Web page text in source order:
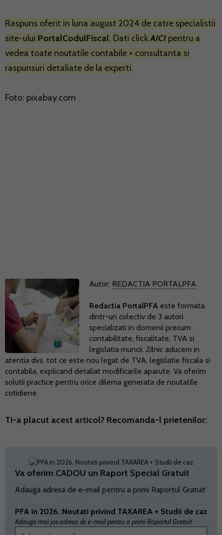
Raspuns oferit in luna august 2024 de catre specialistii
site-ului PortalCodulFiscal. Dati clickAICI pentru a
vedea toate noutatile contabile + consultanta si
raspunsuri detaliate de la experti.
Foto: pixabay.com
Autor: REDACTIA PORTALPFA
Redactia PortalPFA este formata
dintr-un colectiv de 3 autori
specializati in domenii precum
contabilitate, fiscalitate, TVA si
legislatia muncii. Zilnic aducem in
atentia dvs. tot ce este nou legat de TVA, legislatie fiscala si
contabila, explicand detaliat modificarile aparute. Va oferim
solutii practice pentru orice dilema generata de noutatile
cotidiene.
Ti-a placut acest articol? Recomanda-l prietenilor:
Va oferim CADOU un Raport Special Gratuit
Adauga adresa de e-mail pentru a primi Raportul Gratuit
PFA in 2026. Noutati privind TAXAREA + Studii de caz
Adauga mai jos adresa de e-mail pentru a primi Raportul Gratuit